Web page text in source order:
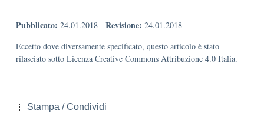
Pubblicato: 24.01.2018 - Revisione: 24.01.2018
Eccetto dove diversamente specificato, questo articolo è stato
rilasciato sotto Licenza Creative Commons Attribuzione 4.0 Italia.
Stampa / Condividi